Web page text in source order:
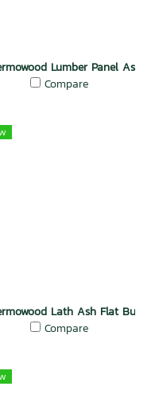
Lumber Panel Ash
Compare
Lath Ash Flat
Compare